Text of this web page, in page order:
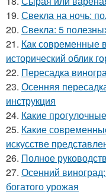
19. Свекла на ночь:
20. Свекла: 5
21. Как современные
исторический облик
22. Пересадка
23. Осенняя
инструкция
24. Какие
25. Какие
искусстве
26. Полное
27. Осенний
богатого урожая